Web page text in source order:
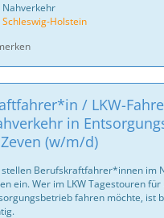
Nahverkehr
Schleswig-Holstein
/ LKW-
in
(w/m/d)
stellen Berufskraftfahrer*innen im
ein. Wer im LKW Tagestouren
fahren möchte, ist